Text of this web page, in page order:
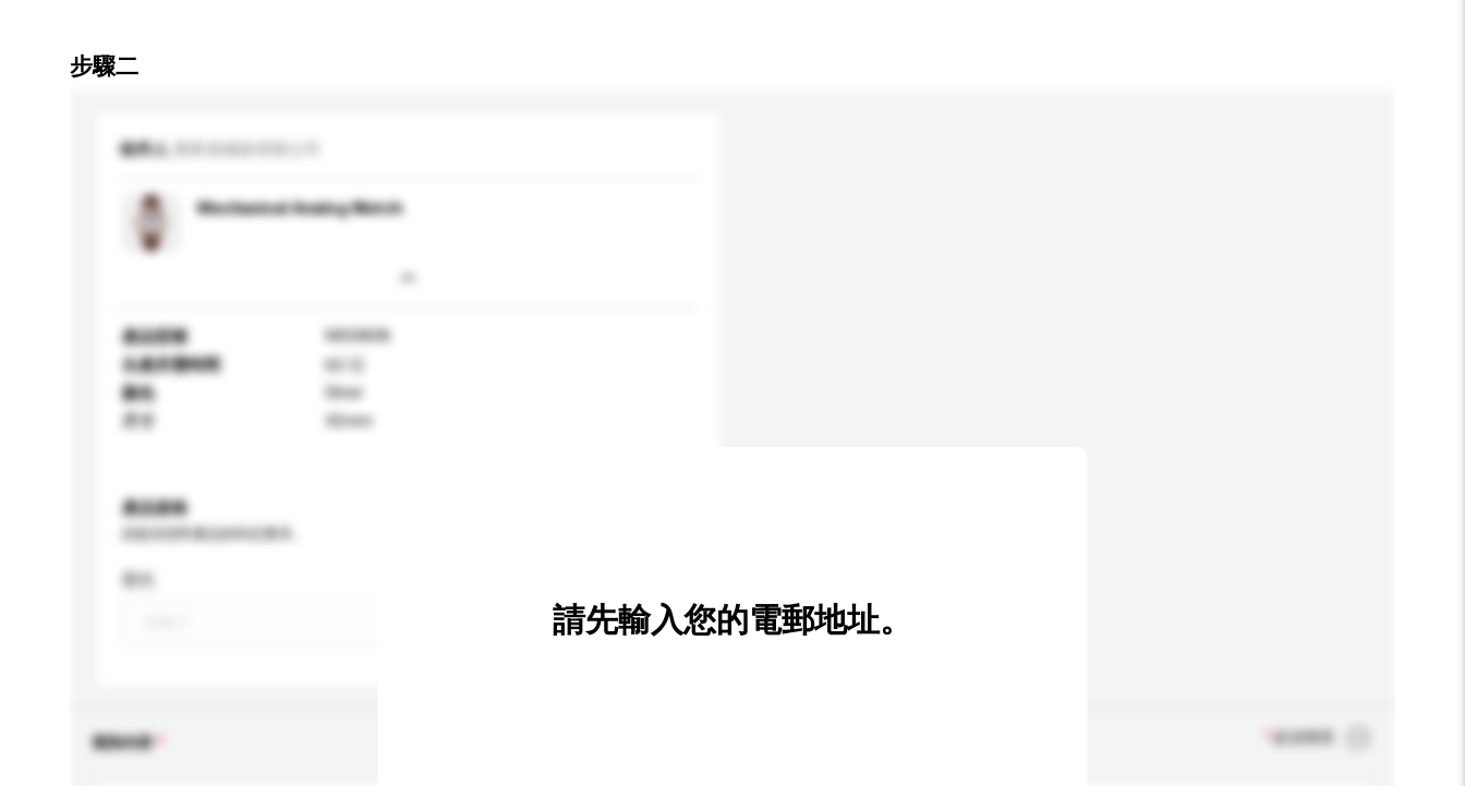
步驟二
收件人
Mechanical Analog Watch
產品型號
MO0808
生產所需時間
60 日
顏色
Silver
42mm
產品規格
顏色
新增/刪除選項
查詢內容
請先輸入您的電郵地址。